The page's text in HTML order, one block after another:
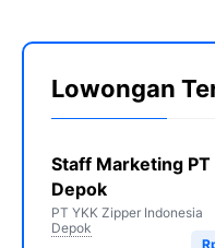
Lowongan
Staff Marketing
Depok
PT YKK Zipper Indonesia
Depok